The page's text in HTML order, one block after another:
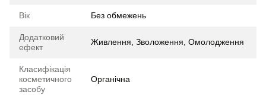
Вік Без обмежень
Додатковий
ефект
Живлення, Зволоження, Омолодження
Класифікація
косметичного
засобу
Органічна